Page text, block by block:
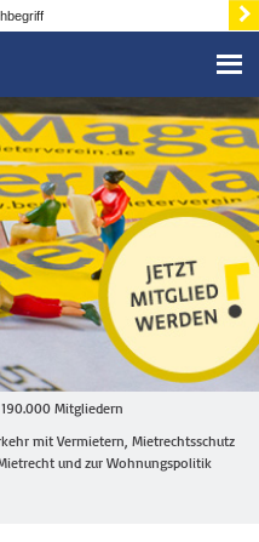
Mitgliedern
mit Vermietern, Mietrechtsschutz
und zur Wohnungspolitik